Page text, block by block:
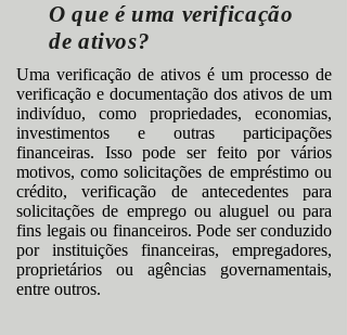
O que é uma verificação
de ativos?
Uma verificação de ativos é um processo de
verificação e documentação dos ativos de um
indivíduo, como propriedades, economias,
investimentos e outras participações
financeiras. Isso pode ser feito por vários
motivos, como solicitações de empréstimo ou
crédito, verificação de antecedentes para
solicitações de emprego ou aluguel ou para
fins legais ou financeiros. Pode ser conduzido
por instituições financeiras, empregadores,
proprietários ou agências governamentais,
entre outros.